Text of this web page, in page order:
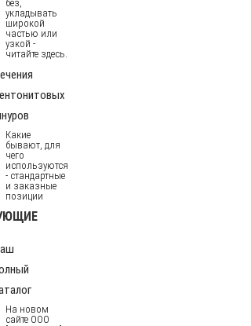
без,
укладывать
широкой
частью или
узкой -
читайте здесь.
Какие
бывают, для
чего
используются
- стандартные
и заказные
позиции
На новом
сайте ООО